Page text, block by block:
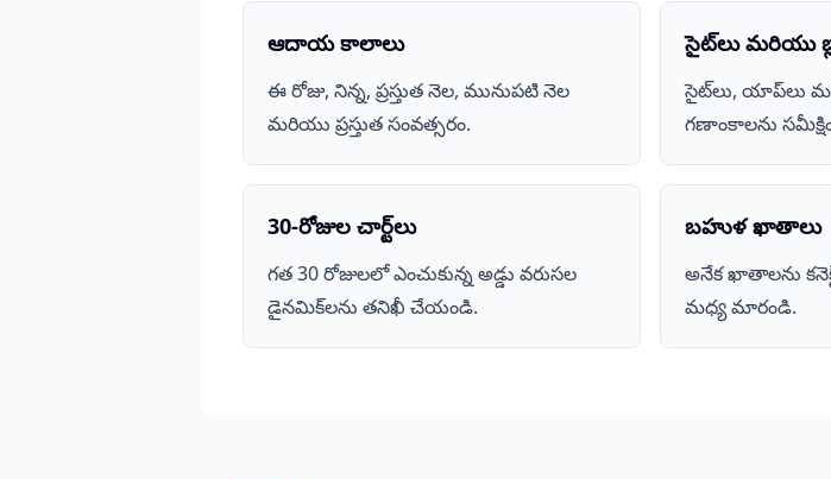
ఆదాయ కాలాలు
ఈ రోజు, నిన్న, ప్రస్తుత నెల, మునుపటి నెల
మరియు ప్రస్తుత సంవత్సరం.
సైట్‌లు మరియు
సైట్‌లు, యాప్‌లు
గణాంకాలను
30-రోజుల చార్ట్‌లు
గత 30 రోజులలో ఎంచుకున్న అడ్డు వరుసల
డైనమిక్‌లను తనిఖీ చేయండి.
బహుళ ఖాతాలు
అనేక ఖాతాలను
మధ్య మారండి.